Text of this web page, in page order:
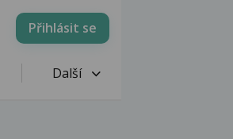
Přihlásit se
Další